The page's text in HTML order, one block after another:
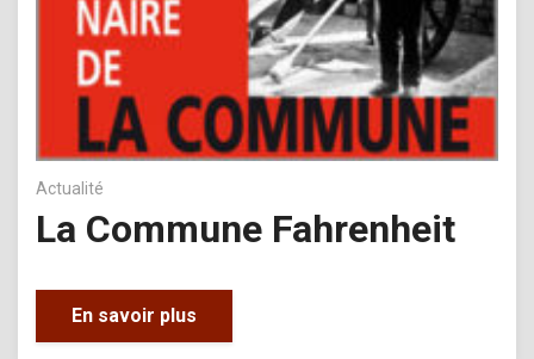
Actualité
La Commune Fahrenheit
En savoir plus